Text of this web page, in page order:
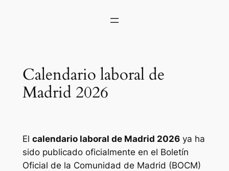
Calendario laboral de
Madrid 2026
El calendario laboral de Madrid 2026ya ha
sido publicado oficialmente en el Boletín
Oficial de la Comunidad de Madrid (BOCM)